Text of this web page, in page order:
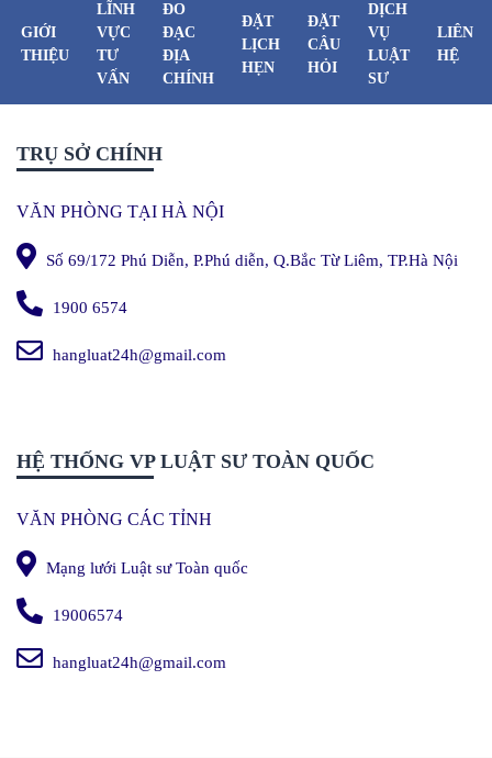
GIỚI
THIỆU
LĨNH
VỰC
TƯ
VẤN
ĐO
ĐẠC
ĐỊA
CHÍNH
ĐẶT
LỊCH
HẸN
ĐẶT
CÂU
HỎI
DỊCH
VỤ
LUẬT
SƯ
LIÊN
HỆ
TRỤ SỞ CHÍNH
VĂN PHÒNG TẠI HÀ NỘI
Số 69/172 Phú Diễn, P.Phú diễn, Q.Bắc Từ Liêm, TP.Hà Nội
1900 6574
hangluat24h@gmail.com
HỆ THỐNG VP LUẬT SƯ TOÀN QUỐC
VĂN PHÒNG CÁC TỈNH
Mạng lưới Luật sư Toàn quốc
19006574
hangluat24h@gmail.com